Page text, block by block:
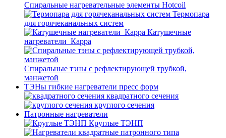
Спиральные нагревательные элементы Hotcoil
Термопара
для горячеканальных систем
Катушечные
нагреватели_Карра
Спиральные тэны с рефлектирующей трубкой,
манжетой
ТЭНы гибкие нагреватели пресс форм
квадратного сечения
круглого сечения
Патронные нагреватели
Круглые ТЭНП